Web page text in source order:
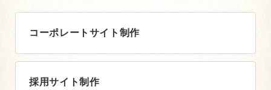
コーポレートサイト制作
採用サイト制作